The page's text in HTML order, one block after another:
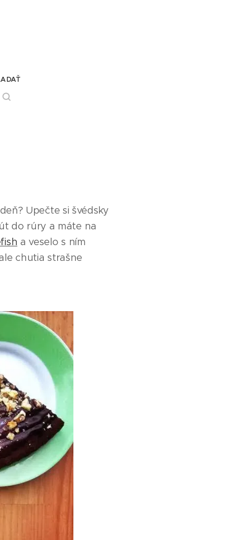
Upečte si švédsky
do rúry a máte na
a veselo s ním
chutia strašne